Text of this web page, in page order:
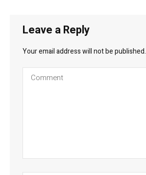
Leave a Reply
Your email address will not be published.